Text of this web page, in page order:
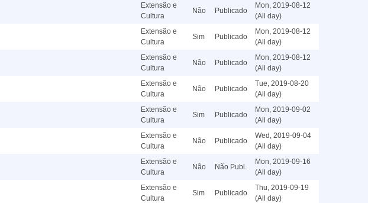
Extensão e
Cultura
Não Publicado
Mon, 2019-08-12
(All day)
Extensão e
Cultura
Sim Publicado
Mon, 2019-08-12
(All day)
Extensão e
Cultura
Não Publicado
Mon, 2019-08-12
(All day)
Extensão e
Cultura
Não Publicado
Tue, 2019-08-20
(All day)
Extensão e
Cultura
Sim Publicado
Mon, 2019-09-02
(All day)
Extensão e
Cultura
Não Publicado
Wed, 2019-09-04
(All day)
Extensão e
Cultura
Não Não Publ.
Mon, 2019-09-16
(All day)
Extensão e
Cultura
Sim Publicado
Thu, 2019-09-19
(All day)